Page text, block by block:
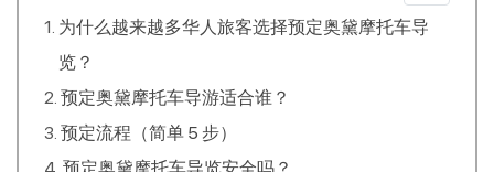
为什么越来越多华人旅客选择预定奥黛摩托车导
览？
预定奥黛摩托车导游适合谁？
预定流程（简单 5 步）